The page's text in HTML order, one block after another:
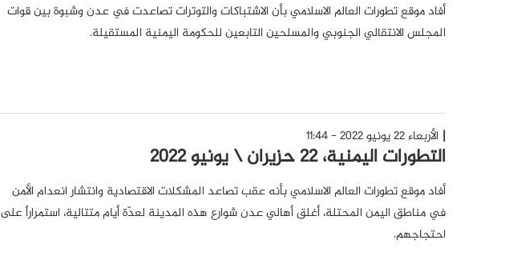
أفاد موقع تطورات العالم الاسلامي بأن الاشتباكات والتوترات تصاعدت في عدن وشبوة بين قوات
المجلس الانتقالي الجنوبي والمسلحين التابعين للحكومة اليمنية المستقيلة.
الأربعاء 22 يونيو 2022 - 11:44
التطورات اليمنية، 22 حزيران \ يونيو 2022
أفاد موقع تطورات العالم الاسلامي بأنه عقب تصاعد المشكلات الاقتصادية وانتشار انعدام الأمن
في مناطق اليمن المحتلة، أغلق أهالي عدن شوارع هذه المدينة لعدّة أيام متتالية، استمراراً على
احتجاجهم.